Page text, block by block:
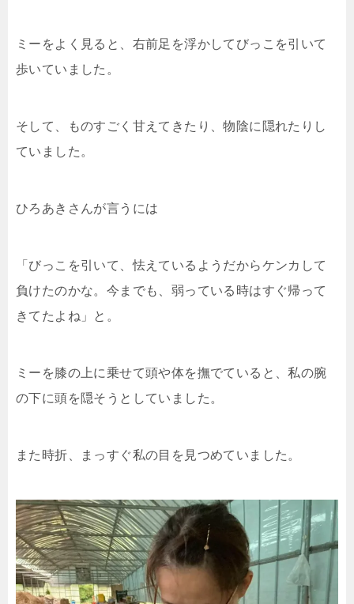
ミーをよく見ると、右前足を浮かしてびっこを引いて
歩いていました。
そして、ものすごく甘えてきたり、物陰に隠れたりし
ていました。
ひろあきさんが言うには
「びっこを引いて、怯えているようだからケンカして
負けたのかな。今までも、弱っている時はすぐ帰って
きてたよね」と。
ミーを膝の上に乗せて頭や体を撫でていると、私の腕
の下に頭を隠そうとしていました。
また時折、まっすぐ私の目を見つめていました。